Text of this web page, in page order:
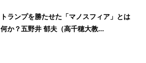
トランプを勝たせた「マノスフィア」とは
何か？五野井 郁夫（高千穂大教...